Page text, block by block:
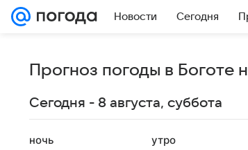
Новости Сегодня
Прогноз погоды в Боготе
Сегодня - 8 августа, суббота
ночь утро